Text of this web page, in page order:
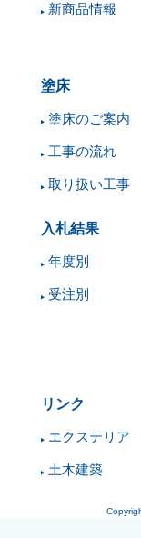
新商品情報
塗床
塗床のご案内
工事の流れ
取り扱い工事
入札結果
年度別
受注別
リンク
エクステリア
土木建築